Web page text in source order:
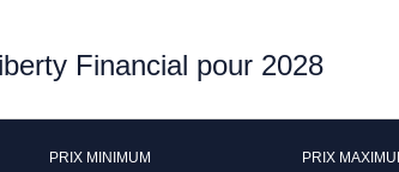
Financial pour 2028
PRIX MINIMUM PRIX